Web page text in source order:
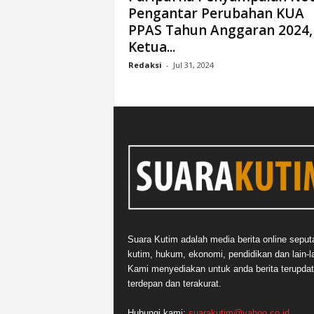
Pengantar Perubahan KUA
PPAS Tahun Anggaran 2024,
Ketua...
Redaksi - Jul 31, 2024
Suara Kutim adalah media berita online
kutim, hukum, ekonomi, pendidikan dan lain-
Kami menyediakan untuk anda berita
terdepan dan terakurat.